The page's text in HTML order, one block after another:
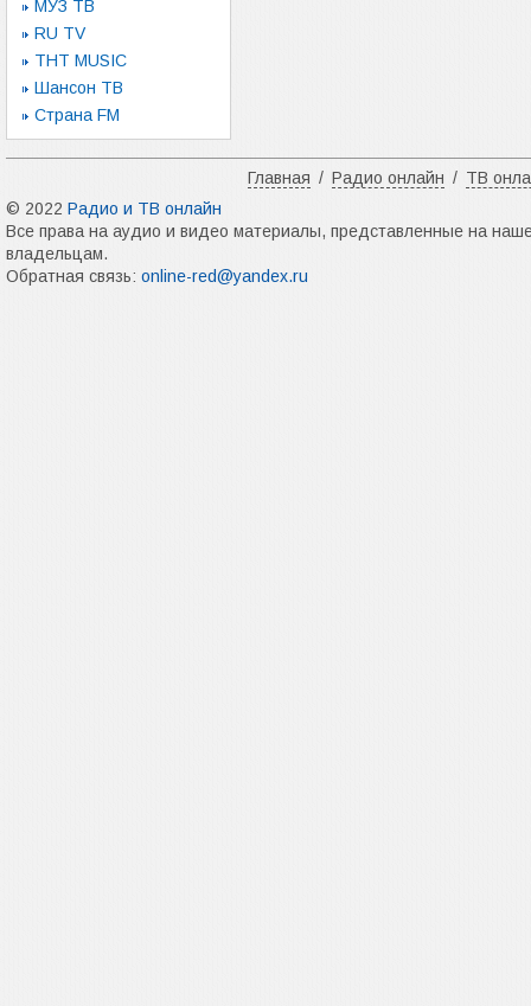
МУЗ ТВ
RU TV
ТНТ MUSIC
Шансон ТВ
Страна FM
Главная / Радио онлайн / ТВ
© 2022 Радио и ТВ онлайн
Все права на аудио и видео материалы, представленные на
владельцам.
Обратная связь: online-red@yandex.ru